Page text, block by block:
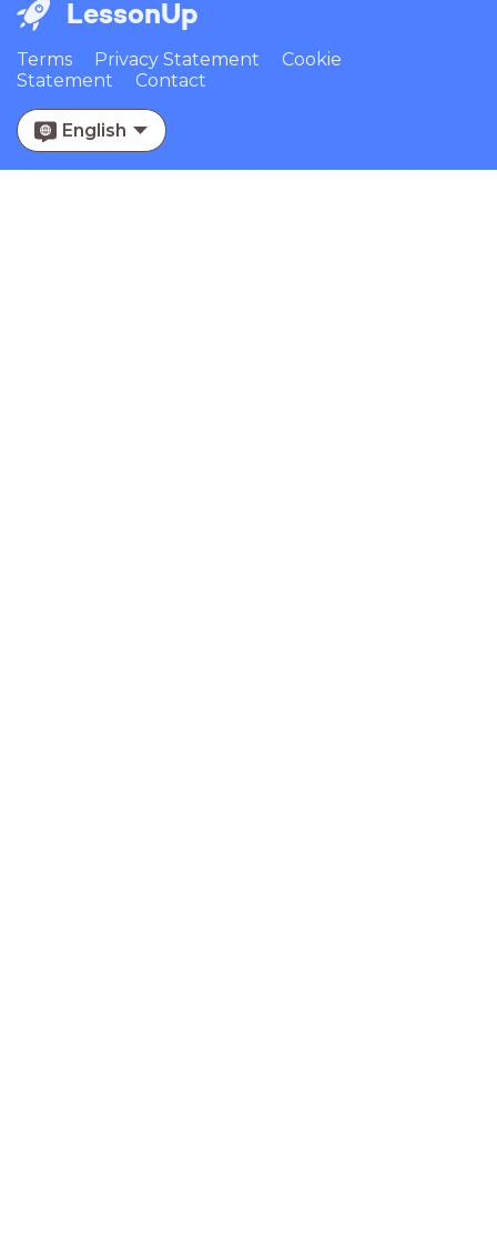
LessonUp
Terms Privacy Statement
Cookie
Statement
Contact
English